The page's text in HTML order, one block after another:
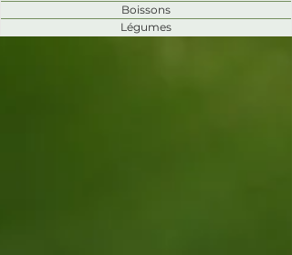
Boissons
Légumes